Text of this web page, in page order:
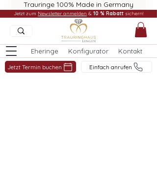
Trauringe 100% Made in Germany
Eheringe Konfigurator Kontakt
Jetzt Termin buchen Einfach anrufen
Jetzt zum Newsletter anmelden & 10 % Rabatt sichern!